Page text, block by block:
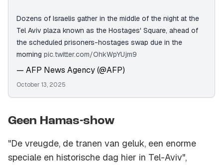
Dozens of Israelis gather in the middle of the night at the
Tel Aviv plaza known as the Hostages' Square, ahead of
the scheduled prisoners-hostages swap due in the
morning pic.twitter.com/OhkWpYUjm9
— AFP News Agency (@AFP)
October 13, 2025
Geen Hamas-show
"De vreugde, de tranen van geluk, een enorme
speciale en historische dag hier in Tel-Aviv",